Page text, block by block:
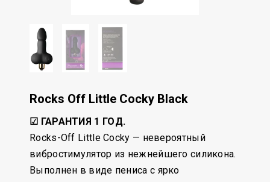
Rocks Off Little Cocky Black
☑ ГАРАНТИЯ 1 ГОД.
Rocks-Off Little Cocky — невероятный
вибростимулятор из нежнейшего силикона.
Выполнен в виде пениса с ярко